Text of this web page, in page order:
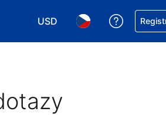
USD
Vyberte si měnu. Aktuálně
Vyberte si jazyk.